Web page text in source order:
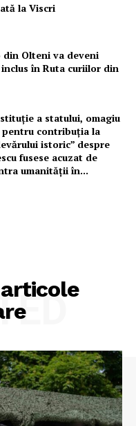
la Viscri
din Olteni va deveni
în Ruta curiilor din
a statului, omagiu
contribuția la
istoric” despre
fusese acuzat de
umanității în...